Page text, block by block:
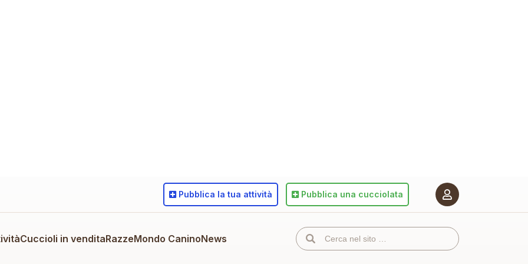
Cuccioli in venditaRazzeMondo CaninoNews
Pubblica la tua attività Pubblica una cucciolata